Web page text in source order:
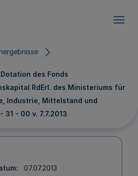
des Fonds
RdErl. des Ministeriums für
Industrie, Mittelstand und
31 - 00 v. 7.7.2013
07.07.2013